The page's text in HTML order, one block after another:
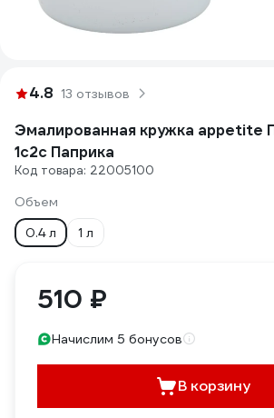
4.8 13 отзывов
Эмалированная кружка appetite
1с2с Паприка
Код товара: 22005100
Объем
0.4 л
1 л
510 ₽
Начислим 5 бонусов
В корзину